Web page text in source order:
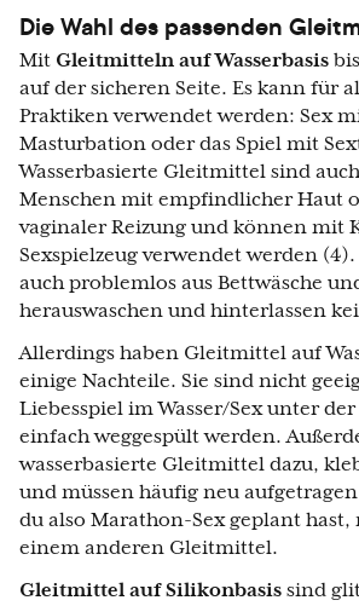
Die Wahl des passenden
Mit Gleitmitteln auf Wasserbasis
auf der sicheren Seite. Es kann für
Praktiken verwendet werden: Sex
Masturbation oder das Spiel mit
Wasserbasierte Gleitmittel sind
Menschen mit empfindlicher Haut
vaginaler Reizung und können mit
Sexspielzeug verwendet werden (4).
auch problemlos aus Bettwäsche
herauswaschen und hinterlassen
Allerdings haben Gleitmittel auf
einige Nachteile. Sie sind nicht
Liebesspiel im Wasser/Sex unter der
einfach weggespült werden.
wasserbasierte Gleitmittel dazu,
und müssen häufig neu
du also Marathon-Sex geplant
einem anderen Gleitmittel.
Gleitmittel auf Silikonbasis sind